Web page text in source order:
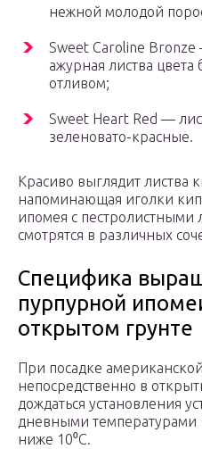
нежной молодой
Sweet Caroline
ажурная листва
отливом;
Sweet Heart Red —
зеленовато-красные.
Красиво выглядит листва
напоминающая иголки
ипомея с
смотрятся в различных
Специфика
пурпурной
открытом грунте
При посадке
непосредственно в
дождаться установления
дневными
ниже 10⁰C.